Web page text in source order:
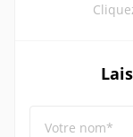
Votre nom*